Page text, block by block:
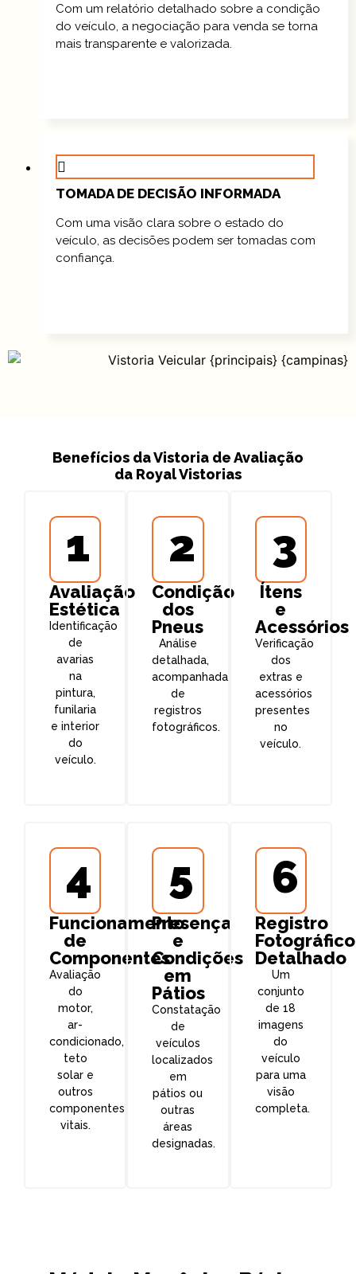
Com um relatório detalhado sobre a condição
do veículo, a negociação para venda se torna
mais transparente e valorizada.
TOMADA DE DECISÃO INFORMADA
Com uma visão clara sobre o estado do
veículo, as decisões podem ser tomadas com
confiança.
Benefícios da Vistoria de Avaliação
da Royal Vistorias
1
Avaliação
Estética
Identificação
de
avarias
na
pintura,
funilaria
e interior
do
veículo.
2
Condição
dos
Pneus
Análise
detalhada,
acompanhada
de
registros
fotográficos.
3
Ítens
e
Acessórios
Verificação
dos
extras e
acessórios
presentes
no
veículo.
4
Funcionamento
de
Componentes
Avaliação
do
motor,
ar-
condicionado,
teto
solar e
outros
componentes
vitais.
5
Presença
e
Condições
em
Pátios
Constatação
de
veículos
localizados
em
pátios ou
outras
áreas
designadas.
6
Registro
Fotográfico
Detalhado
Um
conjunto
de 18
imagens
do
veículo
para uma
visão
completa.